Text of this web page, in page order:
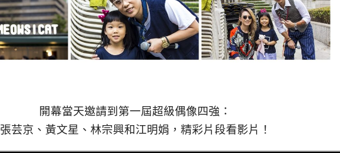
開幕當天邀請到第一屆超級偶像四強：
張芸京、黃文星、林宗興和江明娟，精彩片段看影片！